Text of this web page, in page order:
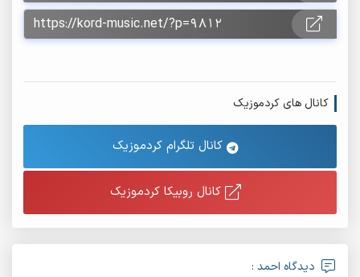
کانال های کردموزیک
کانال تلگرام کردموزیک
کانال روبیکا کردموزیک
دیدگاه احمد :